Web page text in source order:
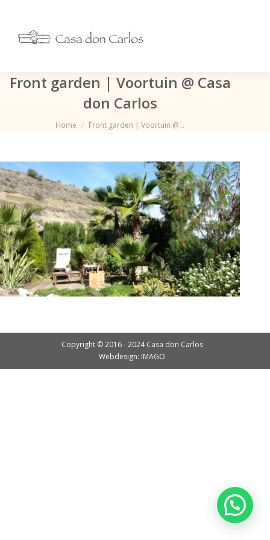
Front garden | Voortuin @ Casa
don Carlos
Je bent hier:
Home Front garden | Voortuin @…
Copyright © 2016 - 2024 Casa don Carlos
Webdesign: IMAGO